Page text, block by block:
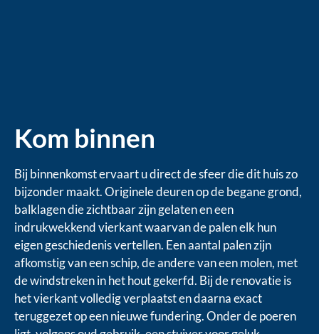
Kom binnen
Bij binnenkomst ervaart u direct de sfeer die dit huis zo
bijzonder maakt. Originele deuren op de begane grond,
balklagen die zichtbaar zijn gelaten en een
indrukwekkend vierkant waarvan de palen elk hun
eigen geschiedenis vertellen. Een aantal palen zijn
afkomstig van een schip, de andere van een molen, met
de windstreken in het hout gekerfd. Bij de renovatie is
het vierkant volledig verplaatst en daarna exact
teruggezet op een nieuwe fundering. Onder de poeren